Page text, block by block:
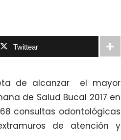
Twittear
de alcanzar el mayor
de Salud Bucal 2017 en
consultas odontológicas
de atención y